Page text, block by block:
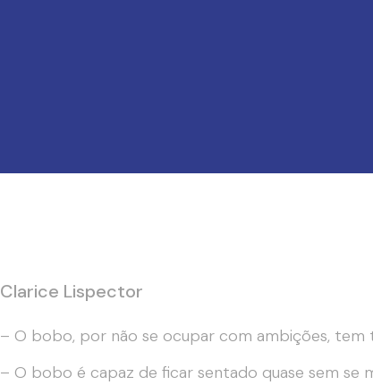
Clarice Lispector
– O bobo, por não se ocupar com ambições,
– O bobo é capaz de ficar sentado quase sem se